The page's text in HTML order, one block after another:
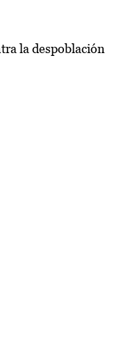
la despoblación